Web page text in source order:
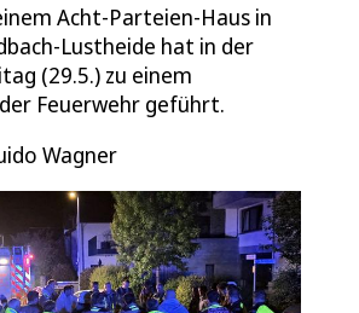
Acht-Parteien-Haus in
Lustheide hat in der
(29.5.) zu einem
Feuerwehr geführt.
Wagner